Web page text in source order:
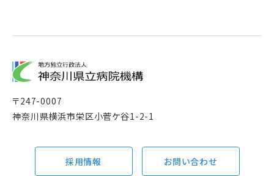
〒247-0007
神奈川県横浜市栄区小菅ケ谷1-2-1
採用情報 お問い合わせ